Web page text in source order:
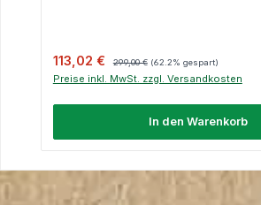
Verkaufspreis:
113,02 € 299,00 € (62.2% gespart)
Preise inkl. MwSt. zzgl. Versandkosten
In den Warenkorb